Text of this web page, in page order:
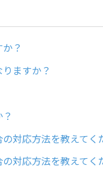
？
ますか？
対応方法を教えてく
対応方法を教えてく